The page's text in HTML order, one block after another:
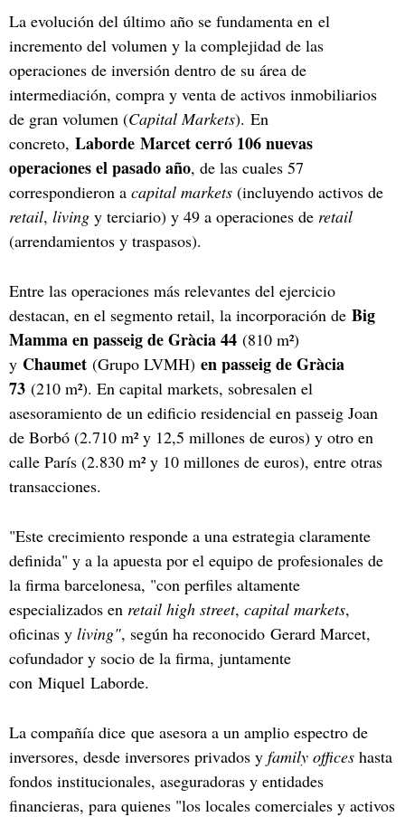
La evolución del último año se fundamenta en el
incremento del volumen y la complejidad de las
operaciones de inversión dentro de su área de
intermediación, compra y venta de activos inmobiliarios
de gran volumen (Capital Markets). En
concreto, Laborde Marcet cerró 106 nuevas
operaciones el pasado año, de las cuales 57
correspondieron a capital markets (incluyendo activos de
retail, living y terciario) y 49 a operaciones de retail
(arrendamientos y traspasos).
Entre las operaciones más relevantes del ejercicio
destacan, en el segmento retail, la incorporación de Big
Mamma en passeig de Gràcia 44 (810 m²)
y Chaumet (Grupo LVMH) en passeig de Gràcia
73 (210 m²). En capital markets, sobresalen el
asesoramiento de un edificio residencial en passeig Joan
de Borbó (2.710 m² y 12,5 millones de euros) y otro en
calle París (2.830 m² y 10 millones de euros), entre otras
transacciones.
"Este crecimiento responde a una estrategia claramente
definida" y a la apuesta por el equipo de profesionales de
la firma barcelonesa, "con perfiles altamente
especializados en retail high street, capital markets,
oficinas y living", según ha reconocido Gerard Marcet,
cofundador y socio de la firma, juntamente
con Miquel Laborde.
La compañía dice que asesora a un amplio espectro de
inversores, desde inversores privados y family offices hasta
fondos institucionales, aseguradoras y entidades
financieras, para quienes "los locales comerciales y activos